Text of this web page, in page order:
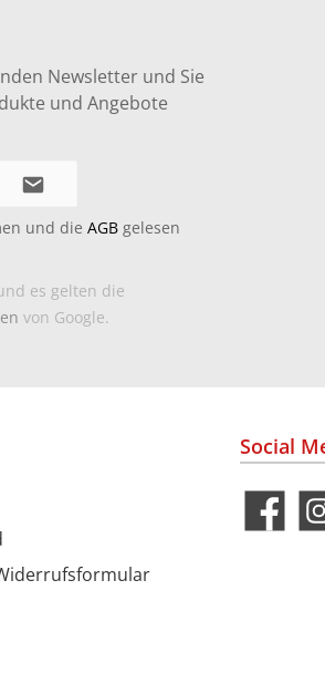
Newsletter und Sie
und Angebote
und die AGB gelesen
es gelten die
von Google.
Social